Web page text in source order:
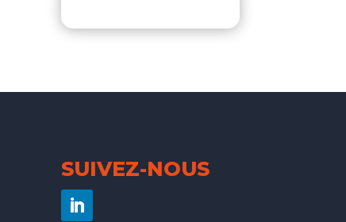
SUIVEZ-NOUS